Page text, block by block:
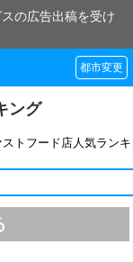
の広告出稿を受け
都市変更
ング
トフード店人気ラン